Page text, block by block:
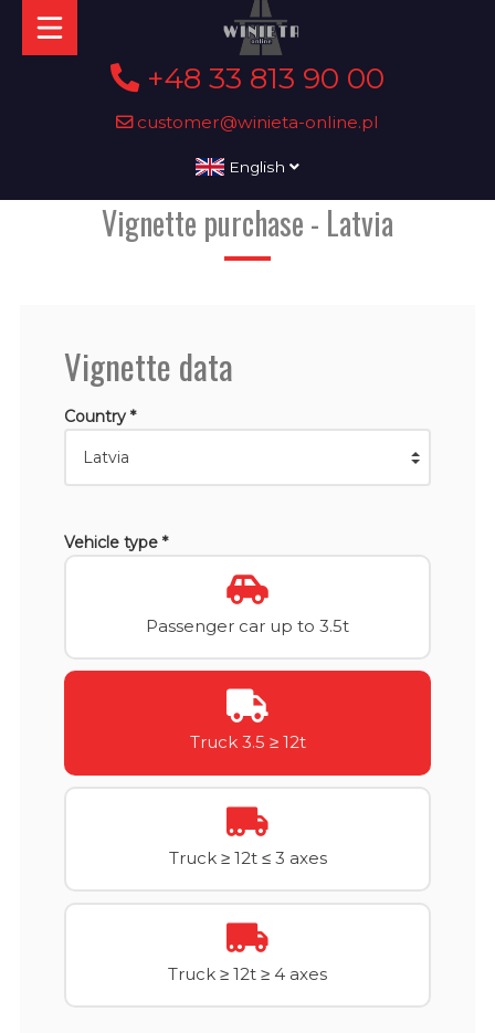
+48 33 813 90 00
customer@winieta-online.pl
English
Vignette purchase - Latvia
Vignette data
Country *
Vehicle type *
Passenger car up to 3.5t
Truck 3.5 ≥ 12t
Truck ≥ 12t ≤ 3 axes
Truck ≥ 12t ≥ 4 axes